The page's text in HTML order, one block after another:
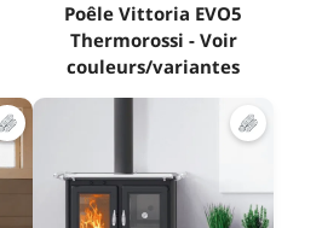
Poêle Vittoria EVO5
Thermorossi - Voir
couleurs/variantes